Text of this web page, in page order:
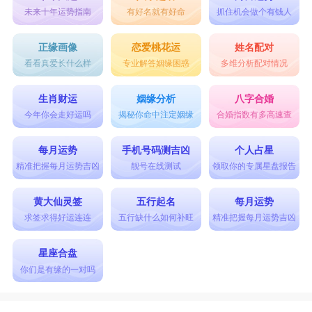
未来十年运势指南 有好名就有好命 抓住机会做个有钱人
正缘画像
看看真爱长什么样
恋爱桃花运
专业解答姻缘困惑
姓名配对
多维分析配对情况
生肖财运
今年你会走好运吗
姻缘分析
揭秘你命中注定姻缘
八字合婚
合婚指数有多高速查
每月运势
精准把握每月运势吉凶
手机号码测吉凶
靓号在线测试
个人占星
领取你的专属星盘报告
黄大仙灵签
求签求得好运连连
五行起名
五行缺什么如何补旺
每月运势
精准把握每月运势吉凶
星座合盘
你们是有缘的一对吗